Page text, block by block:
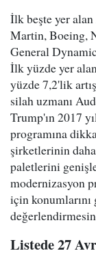
İlk beşte yer
Martin, Boeing,
General
İlk yüzde yer
yüzde 7,2'lik
silah uzmanı
Trump'ın 2017
programına
şirketlerinin
paletlerini
modernizasyon
için konumlarını
Listede 27